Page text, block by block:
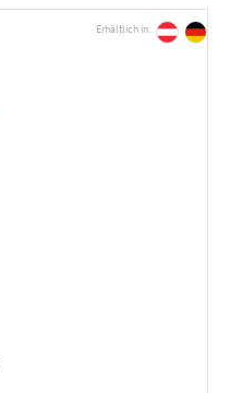
Erhältlich in: